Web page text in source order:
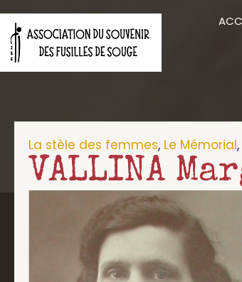
au
contenu
La stèle des femmes, Le Mémorial,
VALLINA